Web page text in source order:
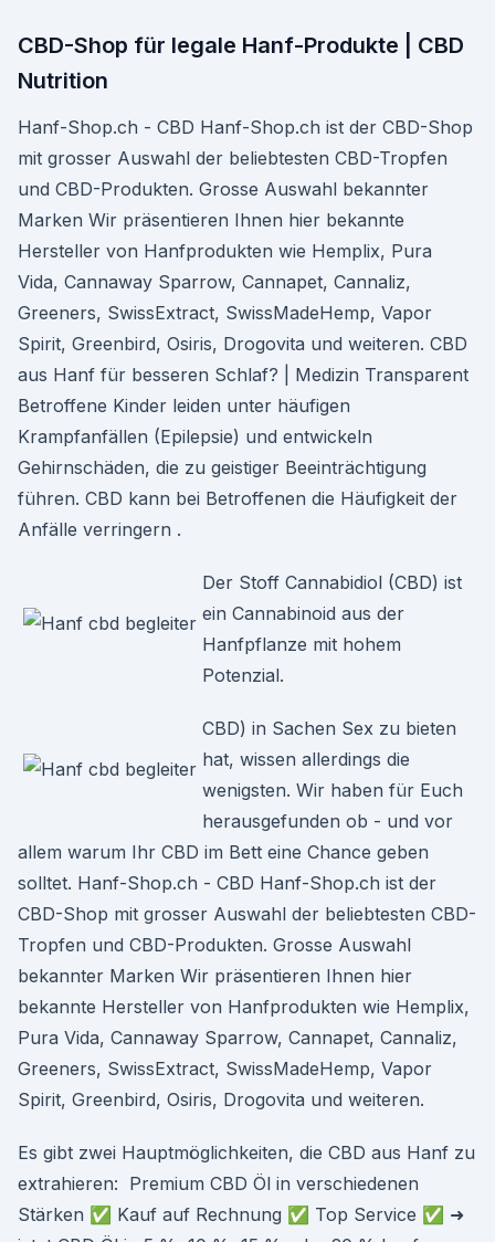
CBD-Shop für legale Hanf-Produkte | CBD
Nutrition
Hanf-Shop.ch - CBD Hanf-Shop.ch ist der CBD-Shop
mit grosser Auswahl der beliebtesten CBD-Tropfen
und CBD-Produkten. Grosse Auswahl bekannter
Marken Wir präsentieren Ihnen hier bekannte
Hersteller von Hanfprodukten wie Hemplix, Pura
Vida, Cannaway Sparrow, Cannapet, Cannaliz,
Greeners, SwissExtract, SwissMadeHemp, Vapor
Spirit, Greenbird, Osiris, Drogovita und weiteren. CBD
aus Hanf für besseren Schlaf? | Medizin Transparent
Betroffene Kinder leiden unter häufigen
Krampfanfällen (Epilepsie) und entwickeln
Gehirnschäden, die zu geistiger Beeinträchtigung
führen. CBD kann bei Betroffenen die Häufigkeit der
Anfälle verringern .
Der Stoff Cannabidiol (CBD) ist
ein Cannabinoid aus der
Hanfpflanze mit hohem
Potenzial.
CBD) in Sachen Sex zu bieten
hat, wissen allerdings die
wenigsten. Wir haben für Euch
herausgefunden ob - und vor
allem warum Ihr CBD im Bett eine Chance geben
solltet. Hanf-Shop.ch - CBD Hanf-Shop.ch ist der
CBD-Shop mit grosser Auswahl der beliebtesten CBD-
Tropfen und CBD-Produkten. Grosse Auswahl
bekannter Marken Wir präsentieren Ihnen hier
bekannte Hersteller von Hanfprodukten wie Hemplix,
Pura Vida, Cannaway Sparrow, Cannapet, Cannaliz,
Greeners, SwissExtract, SwissMadeHemp, Vapor
Spirit, Greenbird, Osiris, Drogovita und weiteren.
Es gibt zwei Hauptmöglichkeiten, die CBD aus Hanf zu
extrahieren: Premium CBD Öl in verschiedenen
Stärken ✅ Kauf auf Rechnung ✅ Top Service ✅ ➜